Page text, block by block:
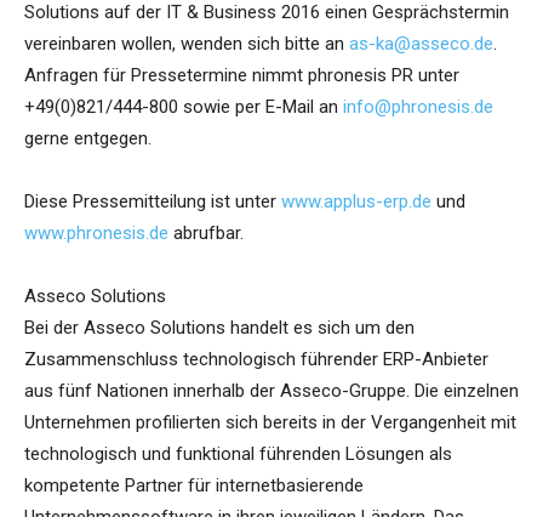
Solutions auf der IT & Business 2016 einen Gesprächstermin
vereinbaren wollen, wenden sich bitte an as-ka@asseco.de.
Anfragen für Pressetermine nimmt phronesis PR unter
+49(0)821/444-800 sowie per E-Mail an info@phronesis.de
gerne entgegen.
Diese Pressemitteilung ist unter www.applus-erp.de und
www.phronesis.de abrufbar.
Asseco Solutions
Bei der Asseco Solutions handelt es sich um den
Zusammenschluss technologisch führender ERP-Anbieter
aus fünf Nationen innerhalb der Asseco-Gruppe. Die einzelnen
Unternehmen profilierten sich bereits in der Vergangenheit mit
technologisch und funktional führenden Lösungen als
kompetente Partner für internetbasierende